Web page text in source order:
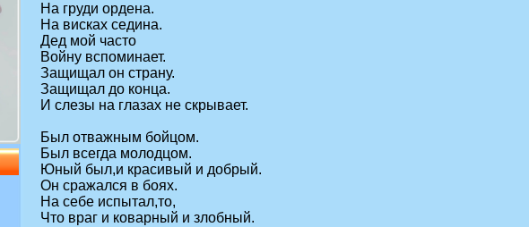
На груди ордена.
На висках седина.
Дед мой часто
Войну вспоминает.
Защищал он страну.
Защищал до конца.
И слезы на глазах не скрывает.
Был отважным бойцом.
Был всегда молодцом.
Юный был,и красивый и добрый.
Он сражался в боях.
На себе испытал,то,
Что враг и коварный и злобный.